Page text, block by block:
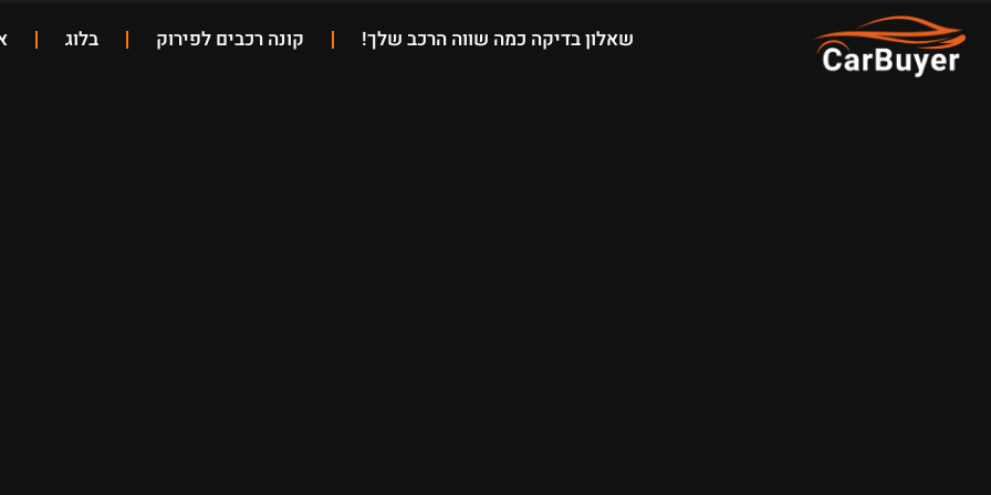
שאלון בדיקה כמה שווה הרכב שלך! קונה רכבים לפירוק בלוג